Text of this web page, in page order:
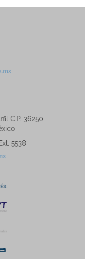
C.P. 36250
5538